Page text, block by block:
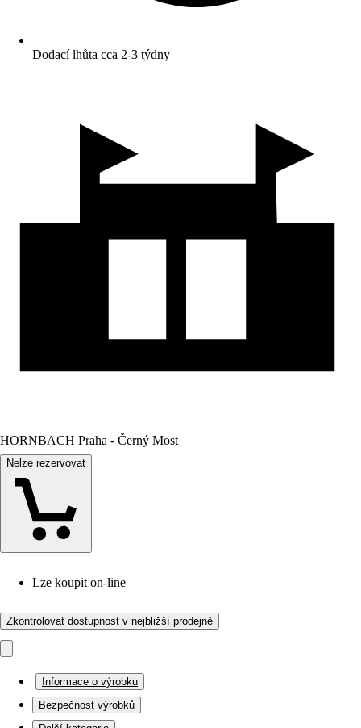
Dodací lhůta cca 2-3 týdny
HORNBACH Praha - Černý Most
Nelze rezervovat
Lze koupit on-line
Zkontrolovat dostupnost v nejbližší prodejně
Informace o výrobku
Bezpečnost výrobků